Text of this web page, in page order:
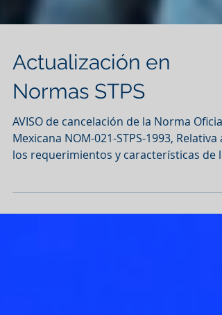
Actualización en
Normas STPS
AVISO de cancelación de la Norma Oficial
Mexicana NOM-021-STPS-1993, Relativa a